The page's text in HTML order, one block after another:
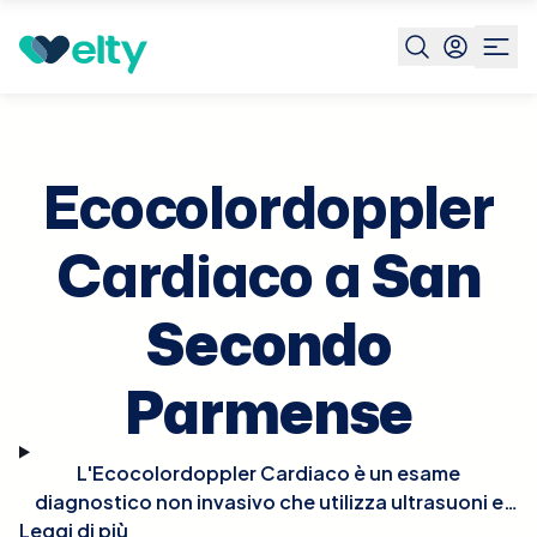
Prenota visita
San
Ecocolordoppler
Cardiaco aSan
Secondo
Parmense
L'Ecocolordoppler Cardiaco è un esame
diagnostico non invasivo che utilizza ultrasuoni e
tecnologia Doppler per visualizzare in tempo reale le
Leggi di più